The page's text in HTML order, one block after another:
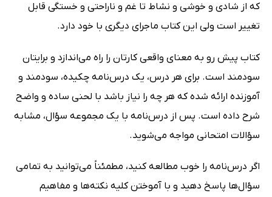
که از شادی و خوشی و نشاط تا غم و ناراحتی و خستگی قابل
تغییر است ولی این کتاب ماجرای دیگری با خود دارد.
کتاب پیش رو به معنای واقعی کارتان را راه می‌اندازد و برایتان
سودمند است. برای هر درس، یک درس‌نامه چکیده، سودمند و
آموزنده ارائه شده که هر چه را نیاز باشد با لحنی ساده و واضح
شرح داده است. پس از درس‌نامه با یک مجموعه سؤال، مشابه
سؤالات امتحانی مواجه می‌شوید.
اگر درس‌نامه را خوب مطالعه کنید، مطمئناً می‌توانید به تمامی
سؤال‌ها پاسخ دهید و با آموختن کلیه نکته‌ها و مفاهیم